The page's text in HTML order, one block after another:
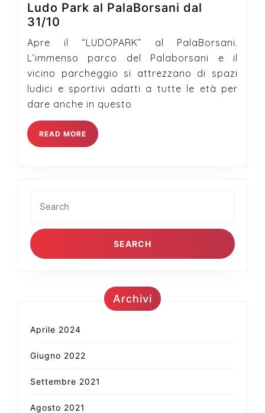
Ludo Park al PalaBorsani dal
31/10
Park
al
PalaBorsani
dal
31/10
Apre il “LUDOPARK” al PalaBorsani.
L’immenso parco del Palaborsani e il
vicino parcheggio si attrezzano di spazi
ludici e sportivi adatti a tutte le età per
dare anche in questo
READ MORE READ
MORE
for:
Archivi
Aprile 2024
Giugno 2022
Settembre 2021
Agosto 2021